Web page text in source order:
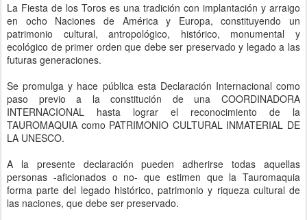
La Fiesta de los Toros es una tradición con implantación y arraigo
en ocho Naciones de América y Europa, constituyendo un
patrimonio cultural, antropológico, histórico, monumental y
ecológico de primer orden que debe ser preservado y legado a las
futuras generaciones.
Se promulga y hace pública esta Declaración Internacional como
paso previo a la constitución de una COORDINADORA
INTERNACIONAL hasta lograr el reconocimiento de la
TAUROMAQUIA como PATRIMONIO CULTURAL INMATERIAL DE
LA UNESCO.
A la presente declaración pueden adherirse todas aquellas
personas -aficionados o no- que estimen que la Tauromaquia
forma parte del legado histórico, patrimonio y riqueza cultural de
las naciones, que debe ser preservado.